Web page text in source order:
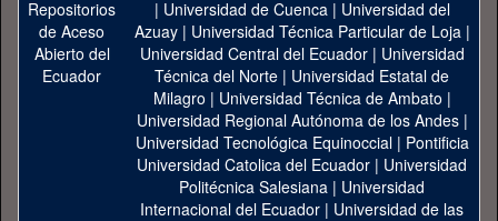
| Universidad de Cuenca| Universidad del
Azuay| Universidad Técnica Particular de Loja|
Universidad Central del Ecuador| Universidad
Técnica del Norte | Universidad Estatal de
Milagro | Universidad Técnica de Ambato |
Universidad Regional Autónoma de los Andes|
Universidad Tecnológica Equinoccial| Pontificia
Universidad Catolica del Ecuador | Universidad
Politécnica Salesiana | Universidad
Internacional del Ecuador | Universidad de las